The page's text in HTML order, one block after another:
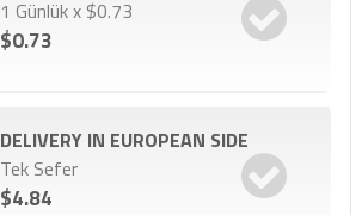
1 Günlük x $0.73
$0.73
DELIVERY IN EUROPEAN SIDE
Tek Sefer
$4.84